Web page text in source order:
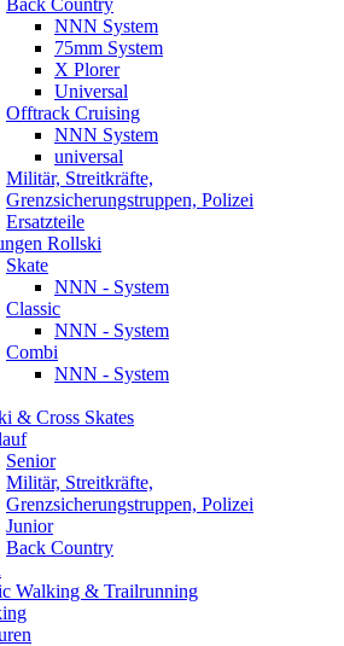
Back Country
NNN System
75mm System
X Plorer
Universal
Offtrack Cruising
NNN System
universal
Militär, Streitkräfte,
Grenzsicherungstruppen, Polizei
Ersatzteile
Rollski
Skate
NNN - System
Classic
NNN - System
Combi
NNN - System
& Cross Skates
Senior
Militär, Streitkräfte,
Grenzsicherungstruppen, Polizei
Junior
Back Country
Walking & Trailrunning